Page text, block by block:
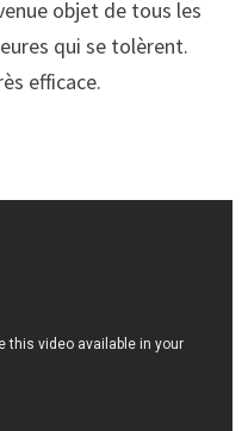
objet de tous les
qui se tolèrent.
efficace.